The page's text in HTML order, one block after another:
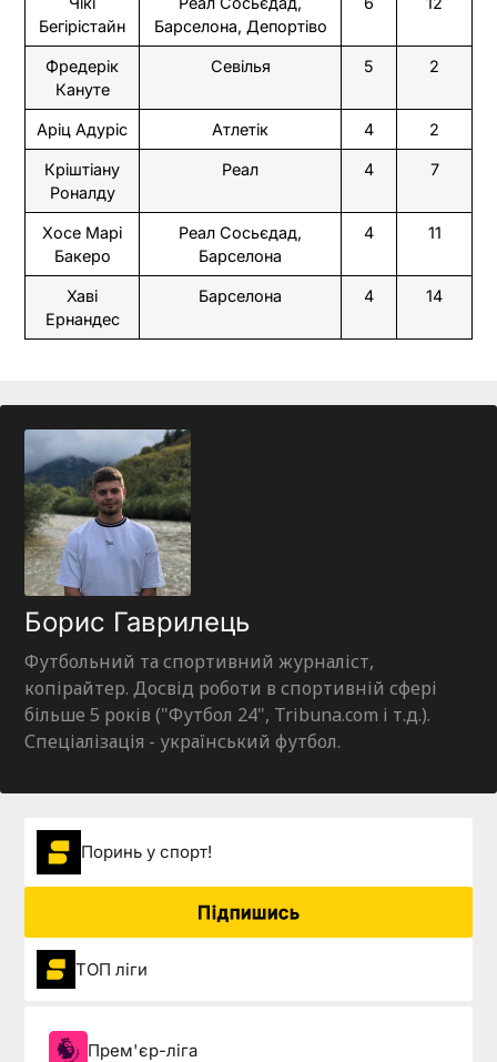
Бегірістайн
Барселона, Депортіво
Фредерік
Кануте
Севілья 5 2
Аріц Адуріс Атлетік 4 2
Кріштіану
Роналду
Реал 4 7
Хосе Марі
Бакеро
Реал Сосьєдад,
Барселона
4 11
Хаві
Ернандес
Барселона 4 14
Борис Гаврилець
Футбольний та спортивний журналіст,
копірайтер. Досвід роботи в спортивній сфері
більше 5 років ("Футбол 24", Tribuna.com і т.д.).
Спеціалізація - український футбол.
Поринь у спорт!
Підпишись
ТОП ліги
Прем'єр-ліга